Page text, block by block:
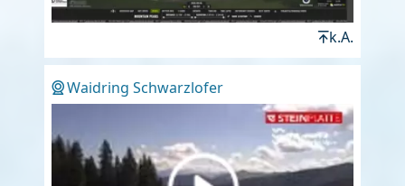
k.A.
Waidring Schwarzlofer